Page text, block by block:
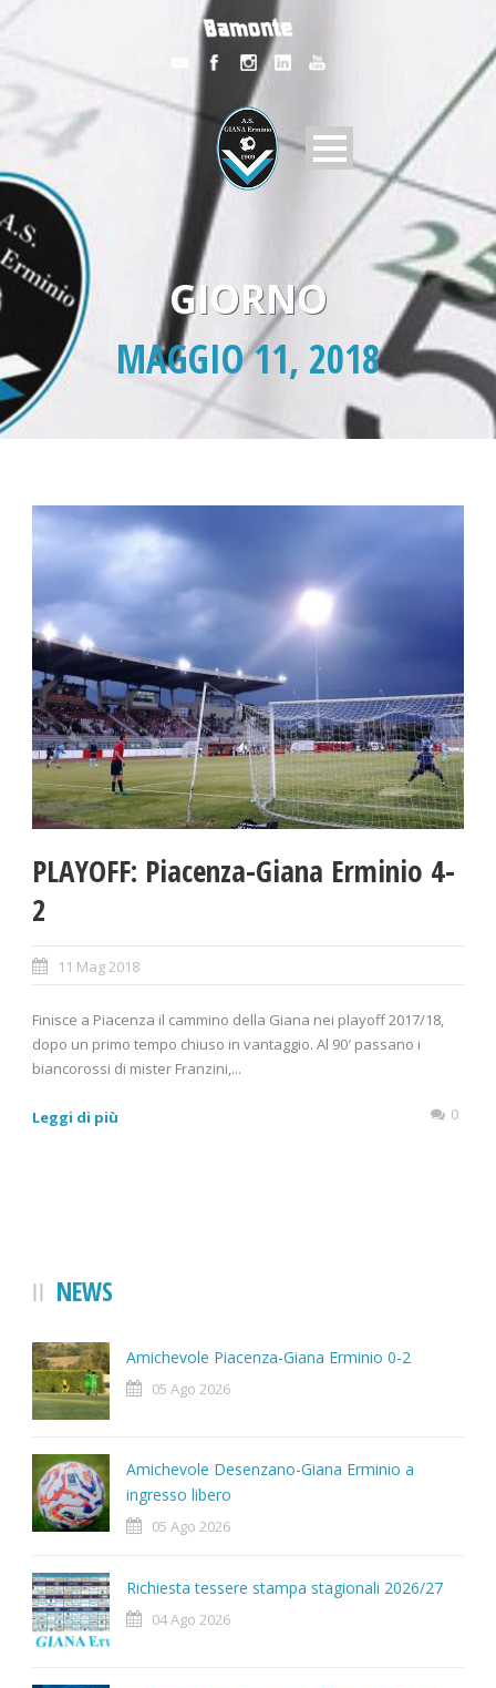
GIORNO
MAGGIO 11, 2018
PLAYOFF: Piacenza-Giana Erminio 4-
2
11 Mag 2018
Finisce a Piacenza il cammino della Giana nei playoff 2017/18,
dopo un primo tempo chiuso in vantaggio. Al 90′ passano i
biancorossi di mister Franzini,...
Leggi di più 0
NEWS
Amichevole Piacenza-Giana Erminio 0-2
05 Ago 2026
Amichevole Desenzano-Giana Erminio a
ingresso libero
05 Ago 2026
Richiesta tessere stampa stagionali 2026/27
04 Ago 2026